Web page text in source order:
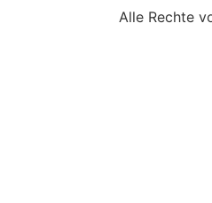
Alle Rechte